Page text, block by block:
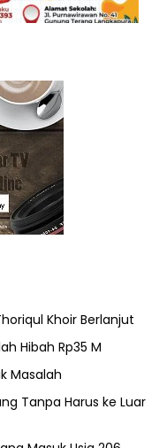
Khoir Berlanjut
Hibah Rp35 M
Masalah
Tanpa Harus ke Luar